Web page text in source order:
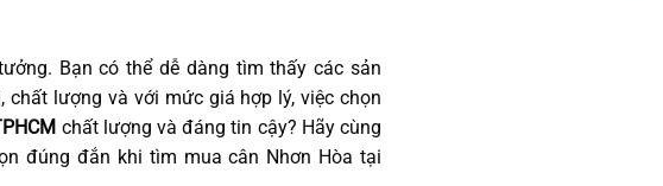
Bạn có thể dễ dàng tìm thấy các sản
lượng và với mức giá hợp lý, việc chọn
chất lượng và đáng tin cậy? Hãy cùng
đúng đắn khi tìm mua cân Nhơn Hòa tại